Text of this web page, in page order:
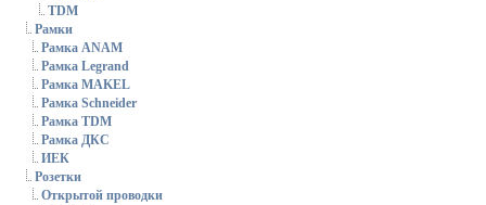
TDM
Рамки
Рамка ANAM
Рамка Legrand
Рамка MAKEL
Рамка Schneider
Рамка TDM
Рамка ДКС
ИЕК
Розетки
Открытой проводки